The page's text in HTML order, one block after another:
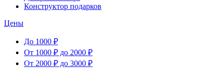
Конструктор подарков
Цены
До 1000 ₽
От 1000 ₽ до 2000 ₽
От 2000 ₽ до 3000 ₽